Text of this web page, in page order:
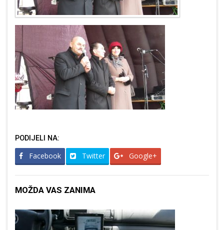
PODIJELI NA:
Facebook Twitter Google+
MOŽDA VAS ZANIMA